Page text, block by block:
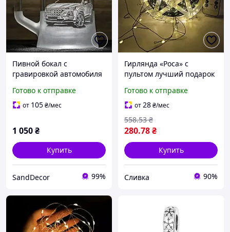
Пивной бокал с
гравировкой автомобиля
подарок для
автолюбителя
Готово к отправке
от 105₴/мес
1 050₴
Купить
SandDecor 99%
Гирлянда «Роса» с
пультом лучший подарок
настроения
Готово к отправке
от28₴/мес
280.78₴
558.53 ₴
Купить
Сливка 90%